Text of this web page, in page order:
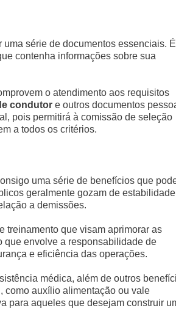
série de documentos essenciais. É
contenha informações sobre sua
o atendimento aos requisitos
condutor e outros documentos
pois permitirá à comissão de seleção
a todos os critérios.
uma série de benefícios que
geralmente gozam de
a demissões.
treinamento que visam aprimorar as
que envolve a responsabilidade de
e eficiência das operações.
médica, além de outros
como auxílio alimentação ou vale
para aqueles que desejam construir